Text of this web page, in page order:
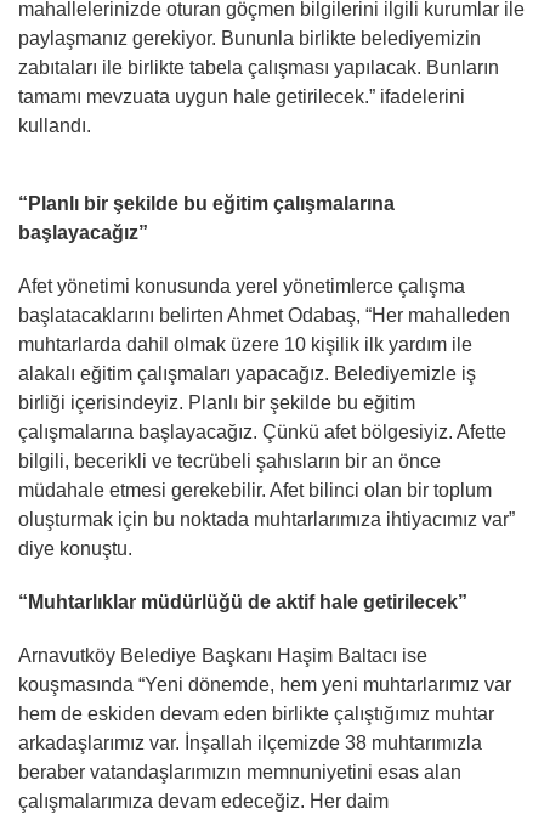
mahallelerinizde oturan göçmen bilgilerini ilgili kurumlar ile
paylaşmanız gerekiyor. Bununla birlikte belediyemizin
zabıtaları ile birlikte tabela çalışması yapılacak. Bunların
tamamı mevzuata uygun hale getirilecek.” ifadelerini
kullandı.
“Planlı bir şekilde bu eğitim çalışmalarına
başlayacağız”
Afet yönetimi konusunda yerel yönetimlerce çalışma
başlatacaklarını belirten Ahmet Odabaş, “Her mahalleden
muhtarlarda dahil olmak üzere 10 kişilik ilk yardım ile
alakalı eğitim çalışmaları yapacağız. Belediyemizle iş
birliği içerisindeyiz. Planlı bir şekilde bu eğitim
çalışmalarına başlayacağız. Çünkü afet bölgesiyiz. Afette
bilgili, becerikli ve tecrübeli şahısların bir an önce
müdahale etmesi gerekebilir. Afet bilinci olan bir toplum
oluşturmak için bu noktada muhtarlarımıza ihtiyacımız var”
diye konuştu.
“Muhtarlıklar müdürlüğü de aktif hale getirilecek”
Arnavutköy Belediye Başkanı Haşim Baltacı ise
kouşmasında “Yeni dönemde, hem yeni muhtarlarımız var
hem de eskiden devam eden birlikte çalıştığımız muhtar
arkadaşlarımız var. İnşallah ilçemizde 38 muhtarımızla
beraber vatandaşlarımızın memnuniyetini esas alan
çalışmalarımıza devam edeceğiz. Her daim